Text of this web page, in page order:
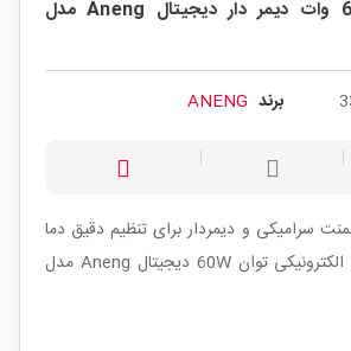
هویه سرامیکی 60 وات دیمر دار دیجیتال Aneng مدل
برند ANENG
سرامیکی و دیمردار برای تنظیم دقیق دما
در لحیم‌کاری قطعات الکترونیکی توان 60W دیجیتال Aneng مدل